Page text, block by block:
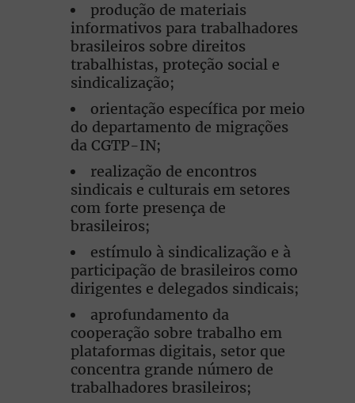
produção de materiais
informativos para trabalhadores
brasileiros sobre direitos
trabalhistas, proteção social e
sindicalização;
orientação específica por meio
do departamento de migrações
da CGTP-IN;
realização de encontros
sindicais e culturais em setores
com forte presença de
brasileiros;
estímulo à sindicalização e à
participação de brasileiros como
dirigentes e delegados sindicais;
aprofundamento da
cooperação sobre trabalho em
plataformas digitais, setor que
concentra grande número de
trabalhadores brasileiros;